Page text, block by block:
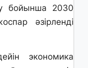
бойынша 2030
әзірленді
экономика